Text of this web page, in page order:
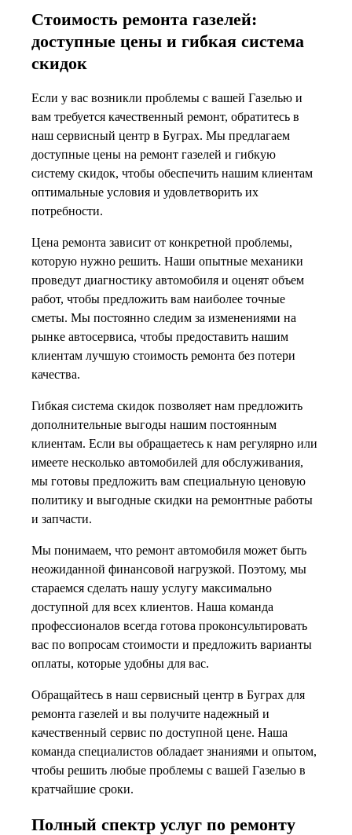
Стоимость ремонта газелей:
доступные цены и гибкая система
скидок
Если у вас возникли проблемы с вашей Газелью и
вам требуется качественный ремонт, обратитесь в
наш сервисный центр в Буграх. Мы предлагаем
доступные цены на ремонт газелей и гибкую
систему скидок, чтобы обеспечить нашим клиентам
оптимальные условия и удовлетворить их
потребности.
Цена ремонта зависит от конкретной проблемы,
которую нужно решить. Наши опытные механики
проведут диагностику автомобиля и оценят объем
работ, чтобы предложить вам наиболее точные
сметы. Мы постоянно следим за изменениями на
рынке автосервиса, чтобы предоставить нашим
клиентам лучшую стоимость ремонта без потери
качества.
Гибкая система скидок позволяет нам предложить
дополнительные выгоды нашим постоянным
клиентам. Если вы обращаетесь к нам регулярно или
имеете несколько автомобилей для обслуживания,
мы готовы предложить вам специальную ценовую
политику и выгодные скидки на ремонтные работы
и запчасти.
Мы понимаем, что ремонт автомобиля может быть
неожиданной финансовой нагрузкой. Поэтому, мы
стараемся сделать нашу услугу максимально
доступной для всех клиентов. Наша команда
профессионалов всегда готова проконсультировать
вас по вопросам стоимости и предложить варианты
оплаты, которые удобны для вас.
Обращайтесь в наш сервисный центр в Буграх для
ремонта газелей и вы получите надежный и
качественный сервис по доступной цене. Наша
команда специалистов обладает знаниями и опытом,
чтобы решить любые проблемы с вашей Газелью в
кратчайшие сроки.
Полный спектр услуг по ремонту